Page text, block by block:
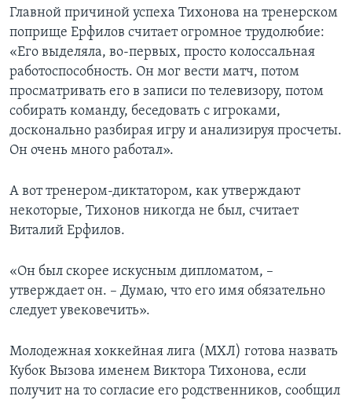
Главной причиной успеха Тихонова на тренерском
поприще Ерфилов считает огромное трудолюбие:
«Его выделяла, во-первых, просто колоссальная
работоспособность. Он мог вести матч, потом
просматривать его в записи по телевизору, потом
собирать команду, беседовать с игроками,
досконально разбирая игру и анализируя просчеты.
Он очень много работал».
А вот тренером-диктатором, как утверждают
некоторые, Тихонов никогда не был, считает
Виталий Ерфилов.
«Он был скорее искусным дипломатом, –
утверждает он. – Думаю, что его имя обязательно
следует увековечить».
Молодежная хоккейная лига (МХЛ) готова назвать
Кубок Вызова именем Виктора Тихонова, если
получит на то согласие его родственников, сообщил